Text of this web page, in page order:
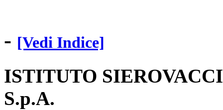
- [Vedi Indice]
ISTITUTO
S.p.A.